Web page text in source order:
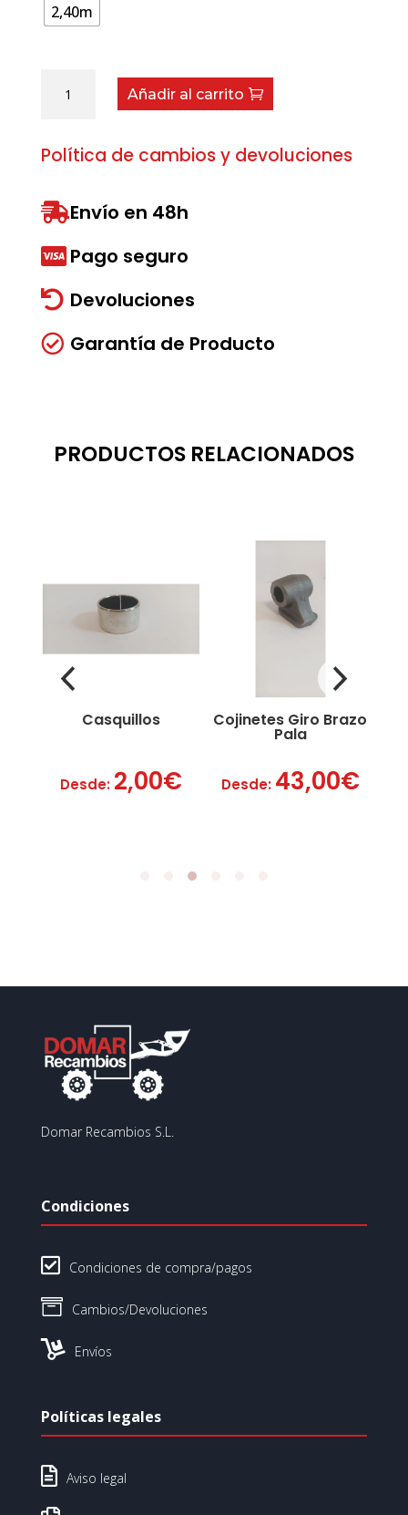
2,40m
cantidad
Añadir al carrito
Política de cambios y devoluciones
Envío en 48h
 Pago seguro
 Devoluciones
 Garantía de Producto
PRODUCTOS RELACIONADOS
Casquillos
Desde: 2,00€
Cojinetes Giro Brazo
Pala
Desde: 43,00€
Domar Recambios S.L.
Condiciones
 Condiciones de compra/pagos
 Cambios/Devoluciones
 Envíos
Políticas legales
 Aviso legal